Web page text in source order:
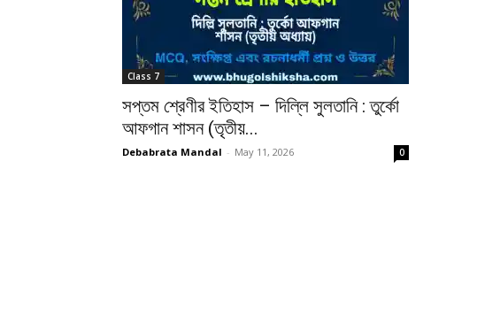
Class 7
সপ্তম শ্রেণীর ইতিহাস – দিল্লি সুলতানি : তুর্কো
আফগান শাসন (তৃতীয়...
Debabrata Mandal - May 11, 2026 0